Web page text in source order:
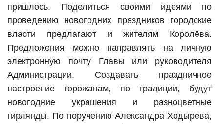
пришлось. Поделиться своими идеями по
проведению новогодних праздников городские
власти предлагают и жителям Королёва.
Предложения можно направлять на личную
электронную почту Главы или руководителя
Администрации. Создавать праздничное
настроение горожанам, по традиции, будут
новогодние украшения и разноцветные
гирлянды. По поручению Александра Ходырева,